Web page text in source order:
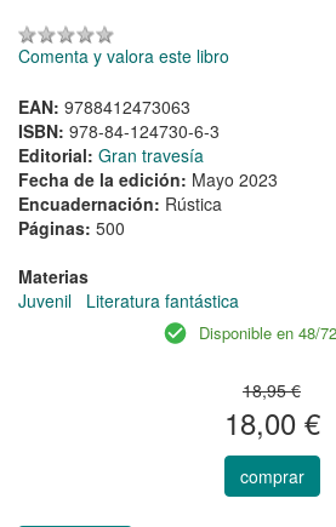
Comenta y valora este libro
EAN: 9788412473063
ISBN: 978-84-124730-6-3
Editorial: Gran travesía
Fecha de la edición: Mayo 2023
Encuadernación: Rústica
Páginas: 500
Materias
Juvenil
Literatura fantástica
Disponible en 48/
18,95 €
18,00 €
comprar